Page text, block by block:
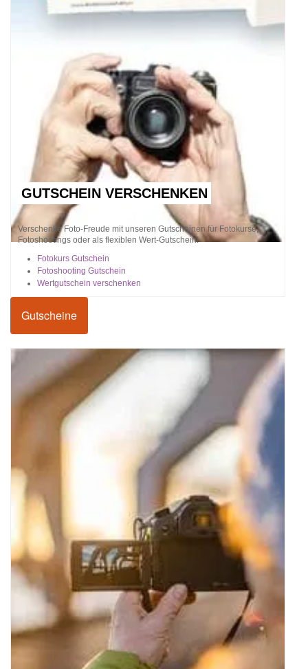
GUTSCHEIN VERSCHENKEN
Verschenke Foto-Freude mit unseren Gutscheinen für Fotokurse,
Fotoshootings oder als flexiblen Wert-Gutschein!
Fotokurs Gutschein
Fotoshooting Gutschein
Wertgutschein verschenken
Gutscheine